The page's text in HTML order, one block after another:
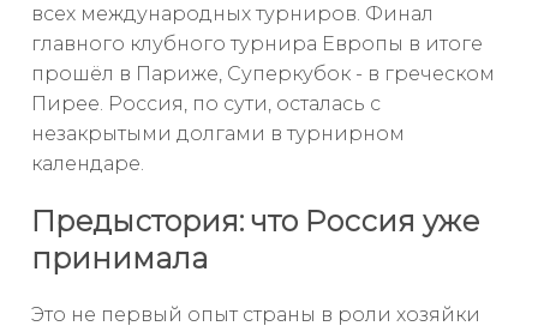
всех международных турниров. Финал
главного клубного турнира Европы в итоге
прошёл в Париже, Суперкубок - в греческом
Пирее. Россия, по сути, осталась с
незакрытыми долгами в турнирном
календаре.
Предыстория: что Россия уже
принимала
Это не первый опыт страны в роли хозяйки